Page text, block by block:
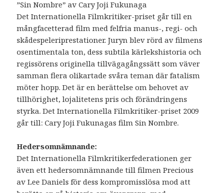
”Sin Nombre” av Cary Joji Fukunaga
Det Internationella Filmkritiker-priset går till en
mångfacetterad film med felfria manus-, regi- och
skådespeleriprestationer. Juryn blev rörd av filmens
osentimentala ton, dess subtila kärlekshistoria och
regissörens originella tillvägagångssätt som väver
samman flera olikartade svåra teman där fatalism
möter hopp. Det är en berättelse om behovet av
tillhörighet, lojalitetens pris och förändringens
styrka. Det Internationella Filmkritiker-priset 2009
går till: Cary Joji Fukunagas film Sin Nombre.
Hedersomnämnande:
Det Internationella Filmkritikerfederationen ger
även ett hedersomnämnande till filmen Precious
av Lee Daniels för dess kompromisslösa mod att